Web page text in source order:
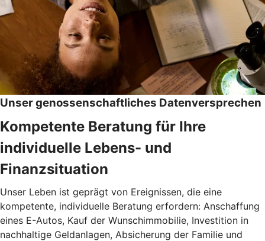
Unser genossenschaftliches Datenversprechen
Kompetente Beratung für Ihre
individuelle Lebens- und
Finanzsituation
Unser Leben ist geprägt von Ereignissen, die eine
kompetente, individuelle Beratung erfordern: Anschaffung
eines E-Autos, Kauf der Wunschimmobilie, Investition in
nachhaltige Geldanlagen, Absicherung der Familie und